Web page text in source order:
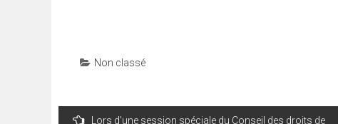
Non classé
Navigation
Lors d’une session spéciale du Conseil des droits de